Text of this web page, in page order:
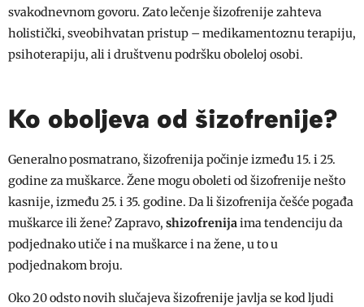
svakodnevnom govoru. Zato lečenje šizofrenije zahteva
holistički, sveobihvatan pristup – medikamentoznu terapiju,
psihoterapiju, ali i društvenu podršku oboleloj osobi.
Ko oboljeva od šizofrenije?
Generalno posmatrano, šizofrenija počinje između 15. i 25.
godine za muškarce. Žene mogu oboleti od šizofrenije nešto
kasnije, između 25. i 35. godine. Da li šizofrenija češće pogađa
muškarce ili žene? Zapravo, shizofrenijaima tendenciju da
podjednako utiče i na muškarce i na žene, u to u
podjednakom broju.
Oko 20 odsto novih slučajeva šizofrenije javlja se kod ljudi